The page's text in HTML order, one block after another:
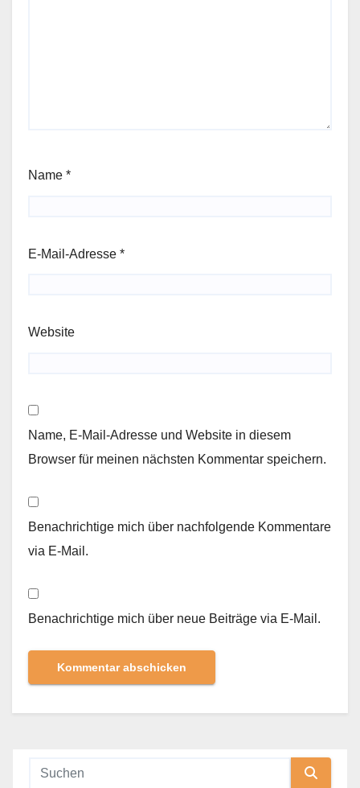
Name *
E-Mail-Adresse *
Website
Name, E-Mail-Adresse und Website in diesem
Browser für meinen nächsten Kommentar speichern.
Benachrichtige mich über nachfolgende Kommentare
via E-Mail.
Benachrichtige mich über neue Beiträge via E-Mail.